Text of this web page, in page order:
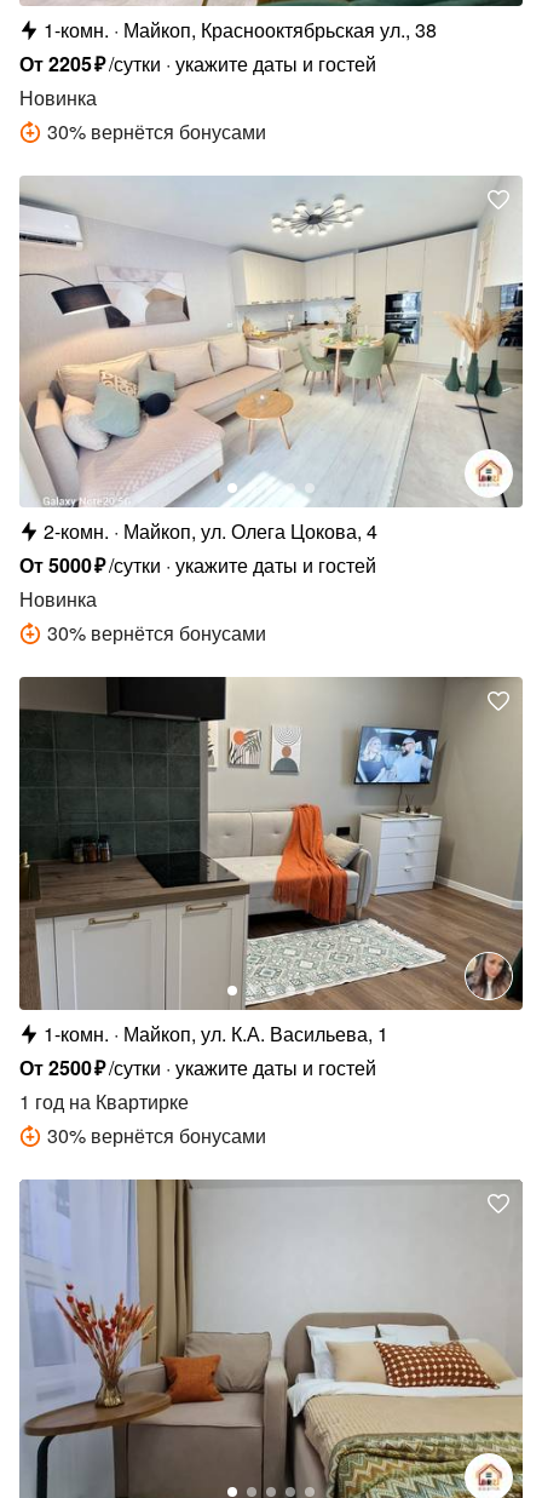
1-комн.
Майкоп, Краснооктябрьская ул., 38
От2205₽/сутки укажите даты и гостей
Новинка
30% вернётся бонусами
2-комн.
Майкоп, ул. Олега Цокова, 4
От5000₽/сутки укажите даты и гостей
Новинка
30% вернётся бонусами
1-комн.
Майкоп, ул. К.А. Васильева, 1
От2500₽/сутки укажите даты и гостей
1 год на Квартирке
30% вернётся бонусами